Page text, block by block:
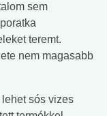
sem
teremt.
nem magasabb
sós vizes